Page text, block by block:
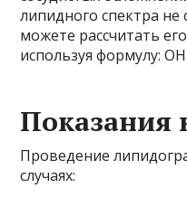
липидного спектра не
можете рассчитать
используя формулу:
Показания
Проведение
случаях: